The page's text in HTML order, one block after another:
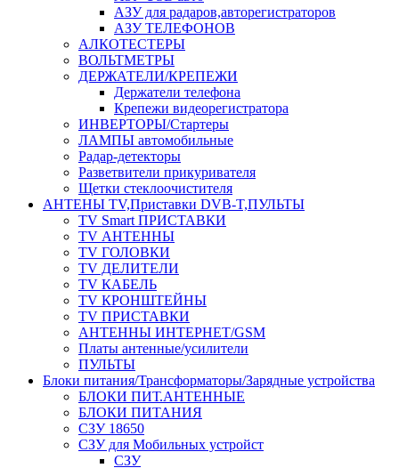
АЗУ для радаров,авторегистраторов
АЗУ ТЕЛЕФОНОВ
АЛКОТЕСТЕРЫ
ВОЛЬТМЕТРЫ
ДЕРЖАТЕЛИ/КРЕПЕЖИ
Держатели телефона
Крепежи видеорегистратора
ИНВЕРТОРЫ/Стартеры
ЛАМПЫ автомобильные
Радар-детекторы
Разветвители прикуривателя
Щетки стеклоочистителя
АНТЕНЫ ТV,Приставки DVB-T,ПУЛЬТЫ
TV Smart ПРИСТАВКИ
TV АНТЕННЫ
TV ГОЛОВКИ
TV ДЕЛИТЕЛИ
TV КАБЕЛЬ
TV КРОНШТЕЙНЫ
TV ПРИСТАВКИ
АНТЕННЫ ИНТЕРНЕТ/GSM
Платы антенные/усилители
ПУЛЬТЫ
Блоки питания/Трансформаторы/Зарядные устройства
БЛОКИ ПИТ.АНТЕННЫЕ
БЛОКИ ПИТАНИЯ
СЗУ 18650
СЗУ для Мобильных устройст
СЗУ